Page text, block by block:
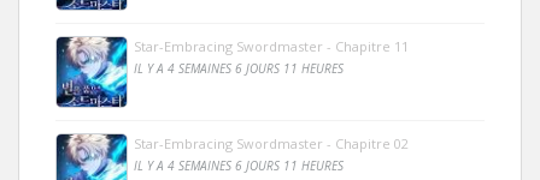
Star-Embracing Swordmaster - Chapitre 11
IL Y A 4 SEMAINES 6 JOURS 11 HEURES
Star-Embracing Swordmaster - Chapitre 02
IL Y A 4 SEMAINES 6 JOURS 11 HEURES